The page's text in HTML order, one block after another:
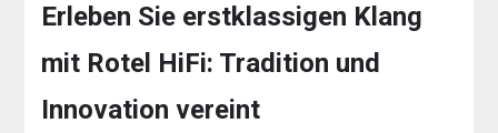
Erleben Sie erstklassigen Klang
mit Rotel HiFi: Tradition und
Innovation vereint